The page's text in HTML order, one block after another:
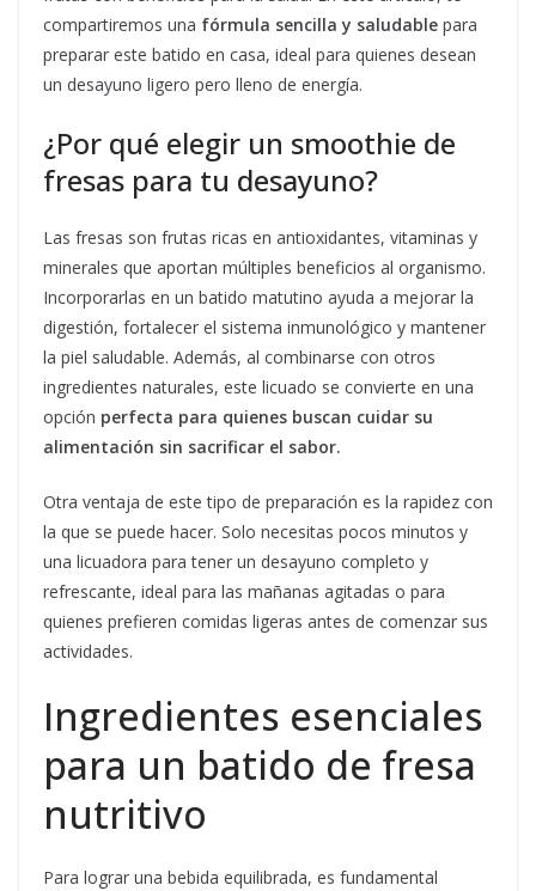
compartiremos una fórmula sencilla y saludable para
preparar este batido en casa, ideal para quienes desean
un desayuno ligero pero lleno de energía.
¿Por qué elegir un smoothie de
fresas para tu desayuno?
Las fresas son frutas ricas en antioxidantes, vitaminas y
minerales que aportan múltiples beneficios al organismo.
Incorporarlas en un batido matutino ayuda a mejorar la
digestión, fortalecer el sistema inmunológico y mantener
la piel saludable. Además, al combinarse con otros
ingredientes naturales, este licuado se convierte en una
opción perfecta para quienes buscan cuidar su
alimentación sin sacrificar el sabor.
Otra ventaja de este tipo de preparación es la rapidez con
la que se puede hacer. Solo necesitas pocos minutos y
una licuadora para tener un desayuno completo y
refrescante, ideal para las mañanas agitadas o para
quienes prefieren comidas ligeras antes de comenzar sus
actividades.
Ingredientes esenciales
para un batido de fresa
nutritivo
Para lograr una bebida equilibrada, es fundamental